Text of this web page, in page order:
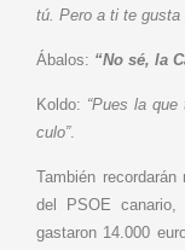
tú. Pero a ti te gusta
Ábalos: “No sé, la
Koldo: “Pues la
culo”.
También
del PSOE
gastaron 14.000